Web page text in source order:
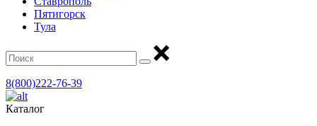
Пятигорск
Тула
8(800)222-76-39
Каталог